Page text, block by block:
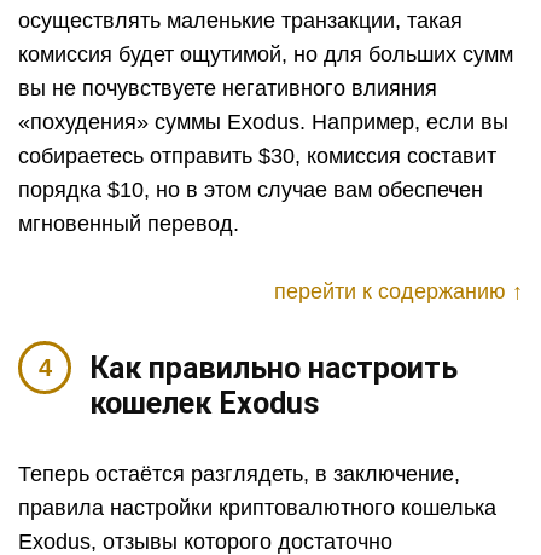
осуществлять маленькие транзакции, такая
комиссия будет ощутимой, но для больших сумм
вы не почувствуете негативного влияния
«похудения» суммы Exodus. Например, если вы
собираетесь отправить $30, комиссия составит
порядка $10, но в этом случае вам обеспечен
мгновенный перевод.
перейти к содержанию ↑
Как правильно настроить
кошелек Exodus
Теперь остаётся разглядеть, в заключение,
правила настройки криптовалютного кошелька
Exodus, отзывы которого достаточно